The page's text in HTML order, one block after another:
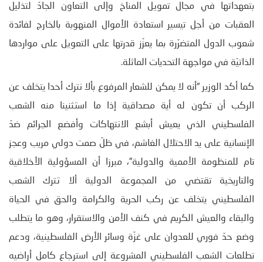
بتعهداتها في مجال تمويل المناخ وإلى التعاون الجادّ لتذليل
العقبات من أجل تيسير استعادة الأموال المنهوبة بالخارج لفائدة
شعوب الدول المتضرّرة بما يعزّز قدرتها على التعويل على مواردها
الذاتيّة في مواجهة التحديات الماثلة.
كما أكد الوزير “أنه لا يمكن للشعار المرفوع بألا نترك أحدا يتخلف عن
الركب أن تكون له أية مصداقية إذا ما استثنينا منه الشعب
الفلسطيني الذي يعيش أبشع الانتهاكات وأفضع الجرائم ضدّ
الإنسانية على يد الاحتلال الغاشم، في ظلّ صمت دولي مريب وعجز
تام للمنظومة الأممية والدولية”، مبرزا أن المسؤولية الأخلاقية
والتاريخية تقتضي من المجموعة الدولية ألا تترك الشعب
الفلسطيني يتخلف عن ركب الحرية والكرامة والحق في الحياة
والبقاء والعيش الكريم في كنف الأمن والاستقرار، وهو ما يتطلب
وضع حدّ فوري للعدوان على غزّة وسائر الأرض الفلسطينية، ودعم
تطلعات الشعب الفلسطيني المشروعة إلى استرجاع كامل أراضيه